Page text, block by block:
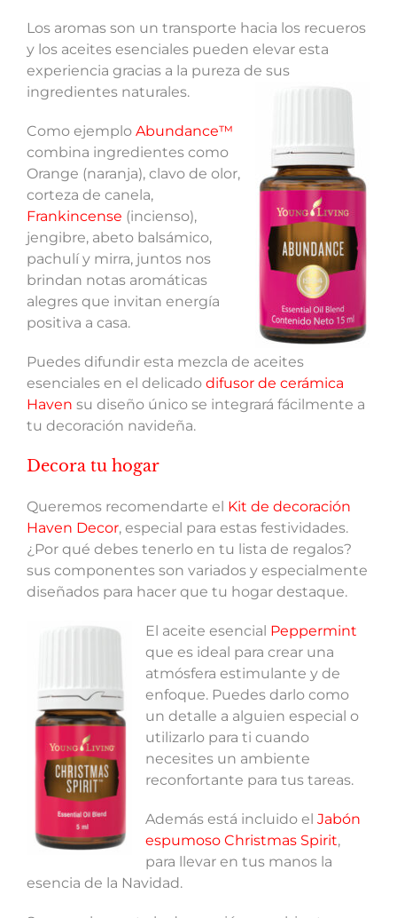
Los aromas son un transporte hacia los recueros
y los aceites esenciales pueden elevar esta
experiencia gracias a la pureza de sus
ingredientes naturales.
Como ejemplo Abundance™
combina ingredientes como
Orange (naranja), clavo de olor,
corteza de canela,
Frankincense (incienso),
jengibre, abeto balsámico,
pachulí y mirra, juntos nos
brindan notas aromáticas
alegres que invitan energía
positiva a casa.
Puedes difundir esta mezcla de aceites
esenciales en el delicado difusor de cerámica
Haven su diseño único se integrará fácilmente a
tu decoración navideña.
Decora tu hogar
Queremos recomendarte el Kit de decoración
Haven Decor, especial para estas festividades.
¿Por qué debes tenerlo en tu lista de regalos?
sus componentes son variados y especialmente
diseñados para hacer que tu hogar destaque.
El aceite esencial Peppermint
que es ideal para crear una
atmósfera estimulante y de
enfoque. Puedes darlo como
un detalle a alguien especial o
utilizarlo para ti cuando
necesites un ambiente
reconfortante para tus tareas.
Además está incluido el Jabón
espumoso Christmas Spirit,
para llevar en tus manos la
esencia de la Navidad.